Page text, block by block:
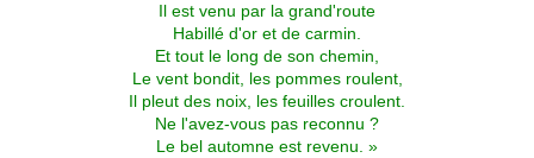
Il est venu par la grand'route
Habillé d'or et de carmin.
Et tout le long de son chemin,
Le vent bondit, les pommes roulent,
Il pleut des noix, les feuilles croulent.
Ne l'avez-vous pas reconnu ?
Le bel automne est revenu. »